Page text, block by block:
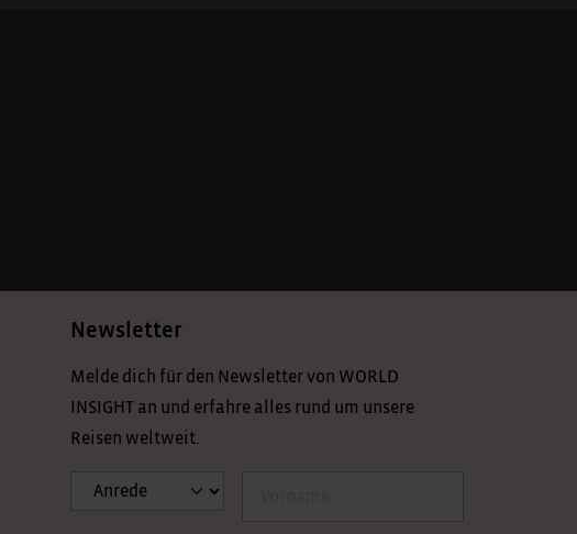
Newsletter
Melde dich für den Newsletter von WORLD
INSIGHT an und erfahre alles rund um unsere
Reisen weltweit.
Anrede